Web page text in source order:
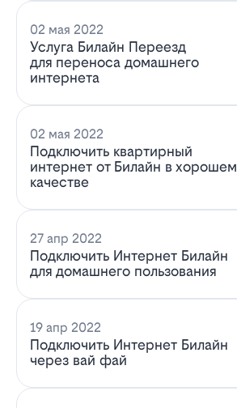
02 мая 2022
Услуга Билайн Переезд
для переноса домашнего
интернета
02 мая 2022
Подключить квартирный
интернет от Билайн в хорошем
качестве
27 апр 2022
Подключить Интернет Билайн
для домашнего пользования
19 апр 2022
Подключить Интернет Билайн
через вай фай